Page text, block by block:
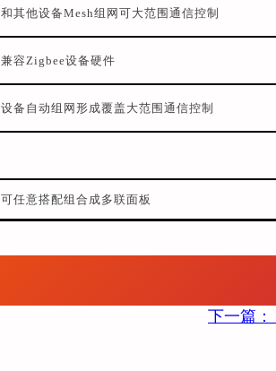
和其他设备Mesh组网可大范围通信控制
兼容Zigbee设备硬件
设备自动组网形成覆盖大范围通信控制
可任意搭配组合成多联面板
下一篇：